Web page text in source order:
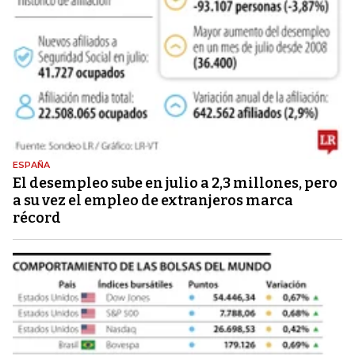
ESPAÑA
El desempleo sube en julio a 2,3 millones, pero
a su vez el empleo de extranjeros marca
récord